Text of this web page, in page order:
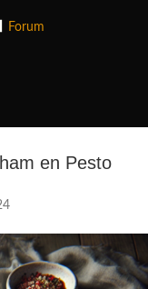
Forum
en Pesto